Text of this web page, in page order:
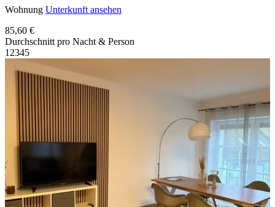
Wohnung Unterkunft ansehen
85,60 €
Durchschnitt pro Nacht & Person
1 2345